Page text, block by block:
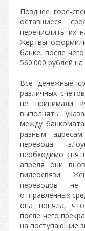
Позднее горе-
оставшиеся
перечислить их
Жертвы
банке, после
560.000 рублей
Все денежные
различных
не принимали
выполнять
между
разным
перевода
необходимо
апреля они
видеосвязи.
переводов
отправленных
она поняла,
после чего
на поступающие